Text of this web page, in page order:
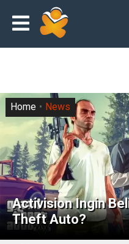
Activision Ingin
Theft Auto?
Home News